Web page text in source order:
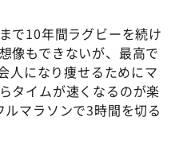
で10年間ラグビーを続け
像もできないが、最高で
人になり痩せるためにマ
タイムが速くなるのが楽
マラソンで3時間を切る